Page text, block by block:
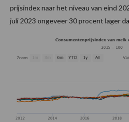
prijsindex naar het niveau van eind
juli 2023 ongeveer 30 procent lager